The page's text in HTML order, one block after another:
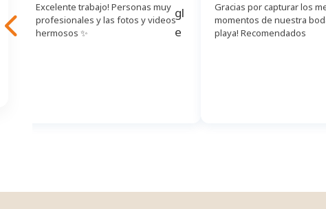
Excelente trabajo! Personas muy
profesionales y las fotos y videos
hermosos ✨
Gracias por capturar los
momentos de nuestra
playa! Recomendados